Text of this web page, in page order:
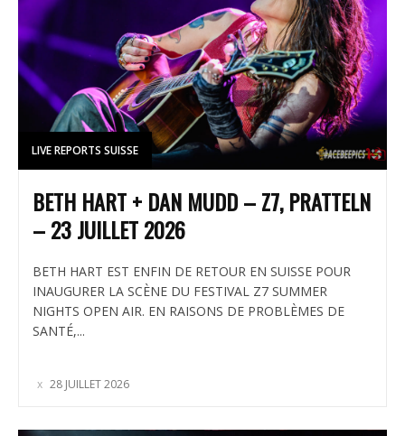
LIVE REPORTS SUISSE
BETH HART + DAN MUDD – Z7, PRATTELN
– 23 JUILLET 2026
BETH HART EST ENFIN DE RETOUR EN SUISSE POUR
INAUGURER LA SCÈNE DU FESTIVAL Z7 SUMMER
NIGHTS OPEN AIR. EN RAISONS DE PROBLÈMES DE
SANTÉ,...
28 JUILLET 2026